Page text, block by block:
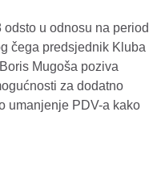
u odnosu na period
čega predsjednik Kluba
Mugoša poziva
za dodatno
umanjenje PDV-a kako